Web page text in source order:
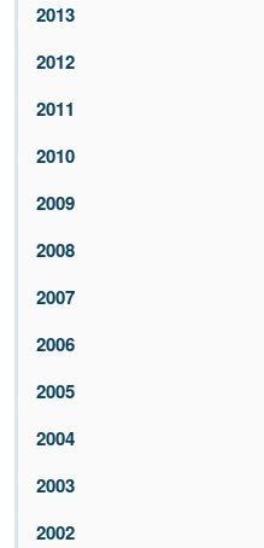
2013
2012
2011
2010
2009
2008
2007
2006
2005
2004
2003
2002